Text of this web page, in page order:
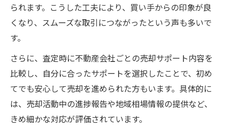
られます。こうした工夫により、買い手からの印象が良
くなり、スムーズな取引につながったという声も多いで
す。
さらに、査定時に不動産会社ごとの売却サポート内容を
比較し、自分に合ったサポートを選択したことで、初め
てでも安心して売却を進められた方もいます。具体的に
は、売却活動中の進捗報告や地域相場情報の提供など、
きめ細かな対応が評価されています。